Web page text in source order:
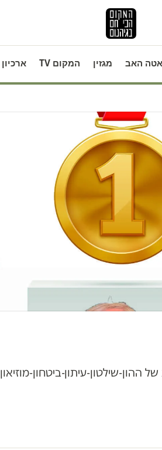
האב מגזין המקום TV ארכיון
שילטון-עיתון-ביטחון-מוזיאון